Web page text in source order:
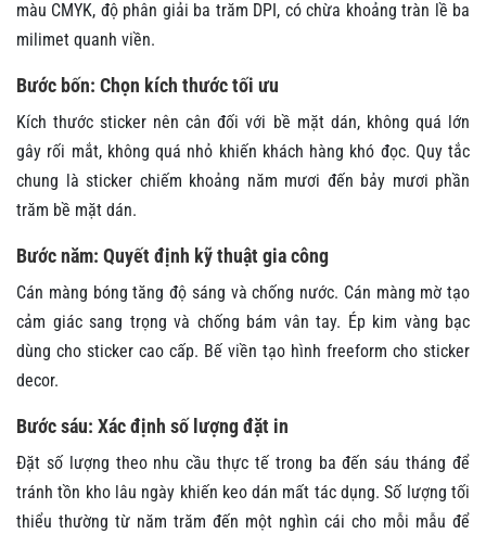
màu CMYK, độ phân giải ba trăm DPI, có chừa khoảng tràn lề ba
milimet quanh viền.
Bước bốn: Chọn kích thước tối ưu
Kích thước sticker nên cân đối với bề mặt dán, không quá lớn
gây rối mắt, không quá nhỏ khiến khách hàng khó đọc. Quy tắc
chung là sticker chiếm khoảng năm mươi đến bảy mươi phần
trăm bề mặt dán.
Bước năm: Quyết định kỹ thuật gia công
Cán màng bóng tăng độ sáng và chống nước. Cán màng mờ tạo
cảm giác sang trọng và chống bám vân tay. Ép kim vàng bạc
dùng cho sticker cao cấp. Bế viền tạo hình freeform cho sticker
decor.
Bước sáu: Xác định số lượng đặt in
Đặt số lượng theo nhu cầu thực tế trong ba đến sáu tháng để
tránh tồn kho lâu ngày khiến keo dán mất tác dụng. Số lượng tối
thiểu thường từ năm trăm đến một nghìn cái cho mỗi mẫu để